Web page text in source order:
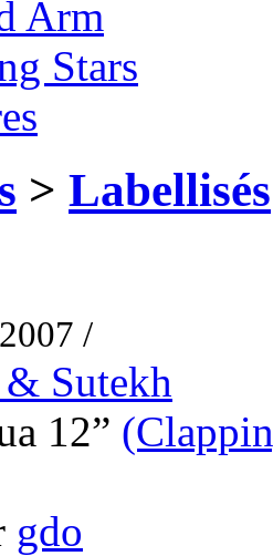
Arm
Stars
> Labellisés
/
Sutekh
12”
gdo